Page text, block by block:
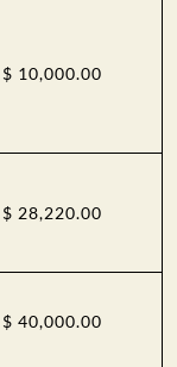
$ 10,000.00
$ 28,220.00
$ 40,000.00